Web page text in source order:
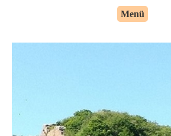
Menü